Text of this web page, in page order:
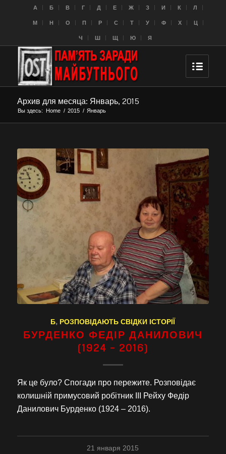
A Б В Г Д Е Ж З И К Л
M Н О П Р С Т У Ф Х Ц
Ч Ш Щ Ю Я
Архив для месяца: Январь, 2015
Вы здесь: Home / 2015 / Январь
Б, РОЗПОВІДАЮТЬ СВІДКИ ІСТОРІЇ
БУРДЕНКО ФЕДІР ДАНИЛОВИЧ
(1924 – 2016)
Як це було? Спогади про пережите. Розповідає
колишній примусовий робітник ІІІ Рейху Федір
Данилович Бурденко (1924 – 2016).
21 января 2015